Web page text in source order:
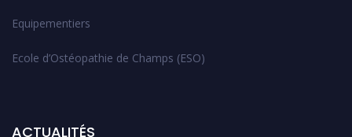
Equipementiers
Ecole d’Ostéopathie de Champs (ESO)
ACTUALITÉS